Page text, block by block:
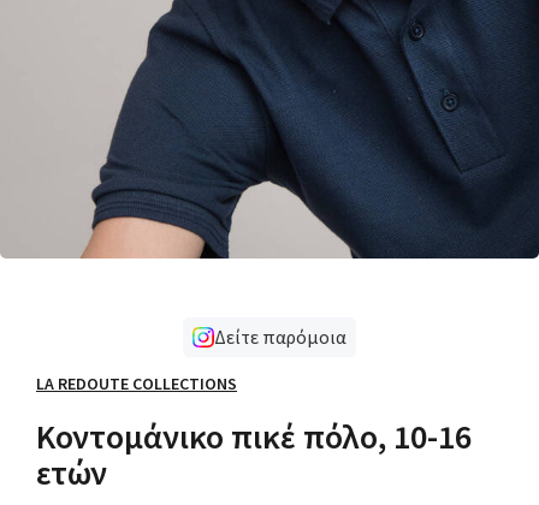
Δείτε παρόμοια
LA REDOUTE COLLECTIONS
Κοντομάνικο πικέ πόλο, 10-16
ετών